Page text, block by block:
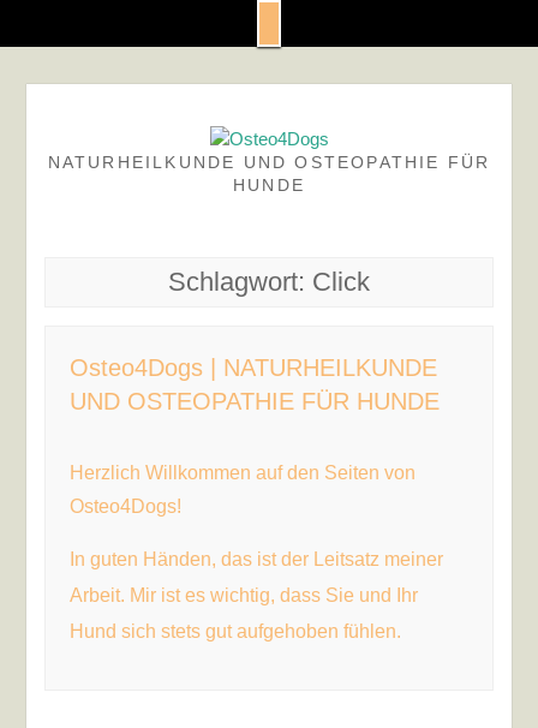
NATURHEILKUNDE UND OSTEOPATHIE FÜR
HUNDE
Schlagwort: Click
Osteo4Dogs | NATURHEILKUNDE
UND OSTEOPATHIE FÜR HUNDE
Herzlich Willkommen auf den Seiten von
Osteo4Dogs!
In guten Händen,das ist der Leitsatz meiner
Arbeit. Mir ist es wichtig, dass Sie und Ihr
Hund sich stets gut aufgehoben fühlen.